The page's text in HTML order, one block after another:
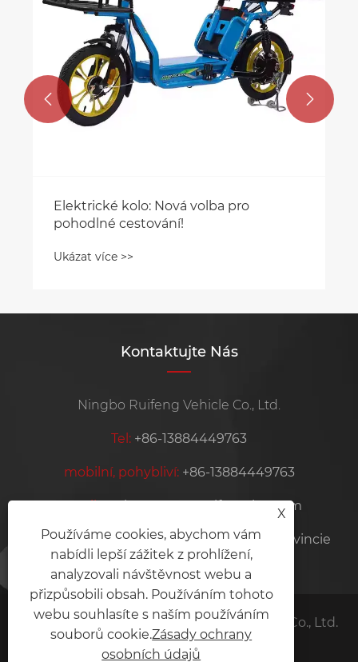
Elektrické kolo: Nová volba pro
pohodlné cestování!
Ukázat více >>
 
Kontaktujte Nás
Ningbo Ruifeng Vehicle Co., Ltd.
Tel: +86-13884449763
mobilní, pohybliví: +86-13884449763
E-mailem:krooswon@ruifeng-inc.com
Adresa:Lishan, ditang průmysl, Yuyao, provincie
Ningbo Zhejiang, Čína
Copyright © 2025 Ningbo Ruifeng vozidlo Co., Ltd.
Links Sitemap
X
Používáme cookies, abychom vám
nabídli lepší zážitek z prohlížení,
analyzovali návštěvnost webu a
přizpůsobili obsah. Používáním tohoto
webu souhlasíte s naším používáním
souborů cookie.Zásady ochrany
osobních údajů